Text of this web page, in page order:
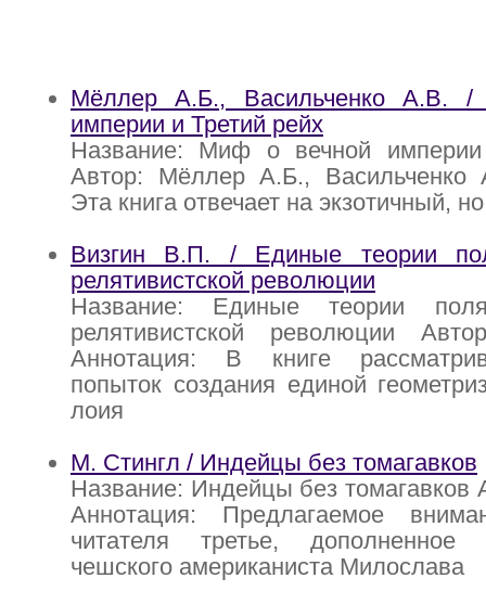
Мёллер А.Б., Васильченко А.В.
империи и Третий рейх
Название: Миф о вечной
Автор: Мёллер А.Б., Васильченко
Эта книга отвечает на экзотичный,
Визгин В.П. / Единые теории
релятивистской революции
Название: Единые теории
релятивистской революции
Аннотация: В книге
попыток создания единой
лоия
М. Стингл / Индейцы без томагавков
Название: Индейцы без томагавков
Аннотация: Предлагаемое
читателя третье, дополненное
чешского американиста Милослава